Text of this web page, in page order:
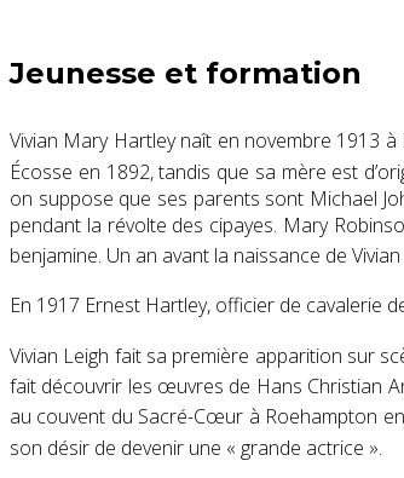
Jeunesse et formation
Vivian Mary Hartley naît en novembre 1913
Écosse en 1892, tandis que sa mère est
on suppose que ses parents sont Michael
pendant la révolte des cipayes. Mary
benjamine. Un an avant la naissance de
En 1917 Ernest Hartley, officier de cavalerie
Vivian Leigh fait sa première apparition sur
fait découvrir les œuvres de Hans Christian
au couvent du Sacré-Cœur à Roehampton
son désir de devenir une « grande actrice ».